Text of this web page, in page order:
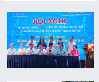
phạm
TMĐT
Hỗ
trợ